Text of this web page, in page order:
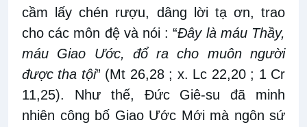
cầm lấy chén rượu, dâng lời tạ ơn, trao
cho các môn đệ và nói : “Đây là máu Thầy,
máu Giao Ước, đổ ra cho muôn người
được tha tội” (Mt 26,28 ; x. Lc 22,20 ; 1 Cr
11,25). Như thế, Đức Giê-su đã minh
nhiên công bố Giao Ước Mới mà ngôn sứ